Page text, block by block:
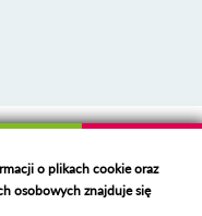
o plikach cookie oraz
osobowych znajduje się